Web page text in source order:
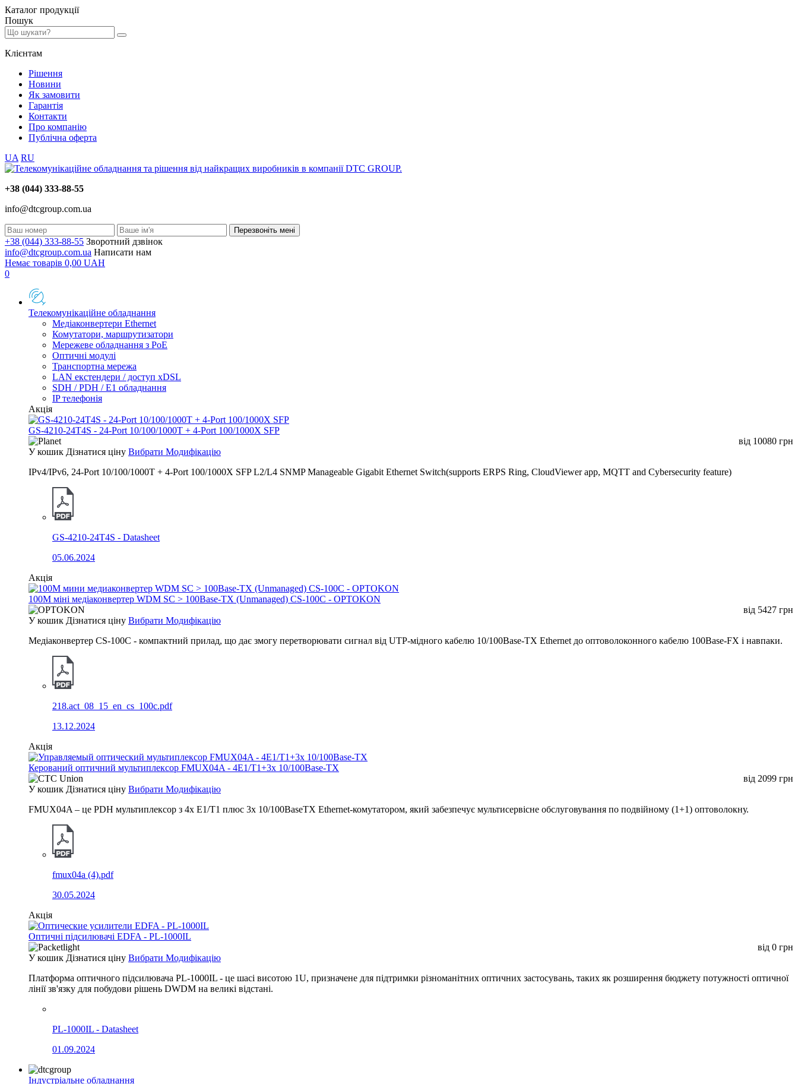
Каталог продукції
Пошук
Клієнтам
Рішення
Новини
Як замовити
Гарантія
Контакти
Про компанію
Публічна оферта
UA RU
+38 (044) 333-88-55
info@dtcgroup.com.ua
Перезвоніть мені
+38 (044) 333-88-55 Зворотний дзвінок
info@dtcgroup.com.ua Написати нам
Немає товарів 0,00 UAH
0
Телекомунікаційне обладнання
Медіаконвертери Ethernet
Комутатори, маршрутизатори
Мережеве обладнання з PoE
Оптичні модулі
Транспортна мережа
LAN екстендери / доступ xDSL
SDH / PDH / E1 обладнання
IP телефонія
Акція
GS-4210-24T4S - 24-Port 10/100/1000T + 4-Port 100/1000X SFP
від 10080 грн
У кошик Дізнатися ціну Вибрати Модифікацію
IPv4/IPv6, 24-Port 10/100/1000T + 4-Port 100/1000X SFP L2/L4 SNMP Manageable Gigabit Ethernet Switch(supports ERPS Ring, CloudViewer app, MQTT and Cybersecurity feature)
GS-4210-24T4S - Datasheet
05.06.2024
Акція
100М міні медіаконвертер WDM SC > 100Base-TX (Unmanaged) CS-100C - OPTOKON
від 5427 грн
У кошик Дізнатися ціну Вибрати Модифікацію
Медіаконвертер CS-100C - компактний прилад, що дає змогу перетворювати сигнал від UTP-мідного кабелю 10/100Base-TX Ethernet до оптоволоконного кабелю 100Base-FX і навпаки.
218.act_08_15_en_cs_100c.pdf
13.12.2024
Акція
Керований оптичний мультиплексор FMUX04A - 4E1/T1+3x 10/100Base-TX
від 2099 грн
У кошик Дізнатися ціну Вибрати Модифікацію
FMUX04A – це PDH мультиплексор з 4x E1/T1 плюс 3x 10/100BaseTX Ethernet-комутатором, який забезпечує мультисервісне обслуговування по подвійному (1+1) оптоволокну.
fmux04a (4).pdf
30.05.2024
Акція
Оптичні підсилювачі EDFA - PL-1000IL
від 0 грн
У кошик Дізнатися ціну Вибрати Модифікацію
Платформа оптичного підсилювача PL-1000IL - це шасі висотою 1U, призначене для підтримки різноманітних оптичних застосувань, таких як розширення бюджету потужності оптичної
лінії зв'язку для побудови рішень DWDM на великі відстані.
PL-1000IL - Datasheet
01.09.2024
Індустріальне обладнання